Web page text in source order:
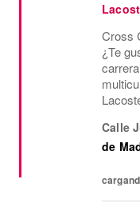
Cross
¿Te
tienda
Calle
de